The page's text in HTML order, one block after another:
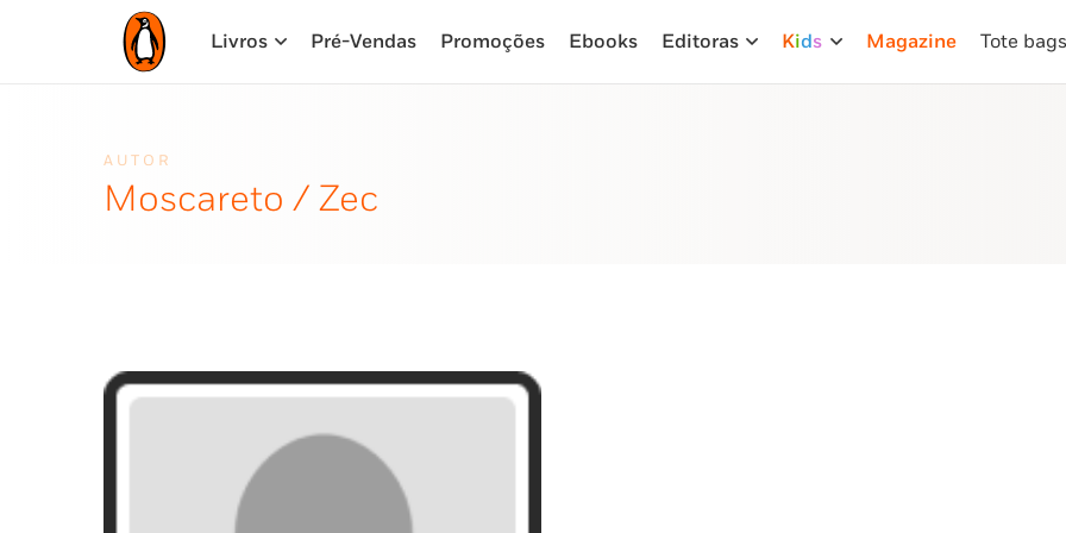
Livros Pré-Vendas Promoções Ebooks Editoras Kids Magazine Tote bags
AUTOR
Moscareto / Zec